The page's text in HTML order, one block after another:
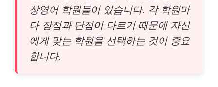
상영어 학원들이 있습니다. 각 학원마
다 장점과 단점이 다르기 때문에 자신
에게 맞는 학원을 선택하는 것이 중요
합니다.